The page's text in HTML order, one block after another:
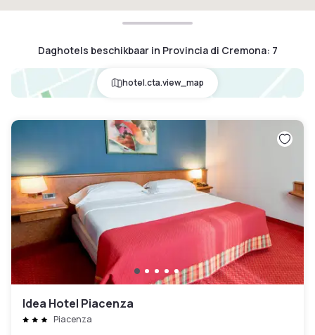
Daghotels beschikbaar in Provincia di Cremona: 7
hotel.cta.view_map
Idea Hotel Piacenza
Piacenza